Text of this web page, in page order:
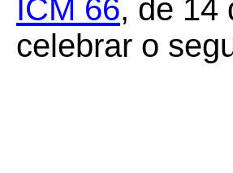
ICM 66, de 14
celebrar o